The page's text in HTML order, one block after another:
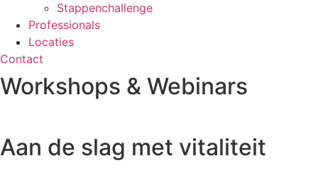
Stappenchallenge
Professionals
Locaties
Contact
Workshops & Webinars
Aan de slag met vitaliteit